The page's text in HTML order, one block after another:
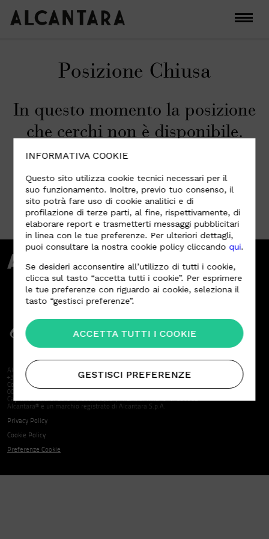
Posizione Chiusa
In questo momento la posizione
che cerchi non è disponibile.
Controlla altre posizioni aperte
al link sotto.
VAI ALLE POSIZIONI APERTE
Alcantara S.p.A. | Sede Sociale Via Mecenate 86 20138 Milano | T. +39 02 580301 F.
+39 02 5063886
Codice Fiscale, Partita IVA e nr. iscrizione Registro delle Imprese di Milano:
00835580150
Capitale sociale. Euro 10.800.000,00 | R.E.A. di Milano N. 850982
Alcantara® è un marchio registrato di Alcantara S.p.A.
Privacy Policy
Cookie Policy
Preferenze Cookie
INFORMATIVA COOKIE
Questo sito utilizza cookie tecnici necessari per il
suo funzionamento. Inoltre, previo tuo consenso, il
sito potrà fare uso di cookie analitici e di
profilazione di terze parti, al fine, rispettivamente, di
elaborare report e trasmetterti messaggi pubblicitari
in linea con le tue preferenze. Per ulteriori dettagli,
puoi consultare la nostra cookie policy cliccando qui.
Se desideri acconsentire all’utilizzo di tutti i cookie,
clicca sul tasto “accetta tutti i cookie”. Per esprimere
le tue preferenze con riguardo ai cookie, seleziona il
tasto “gestisci preferenze”.
ACCETTA TUTTI I COOKIE
GESTISCI PREFERENZE